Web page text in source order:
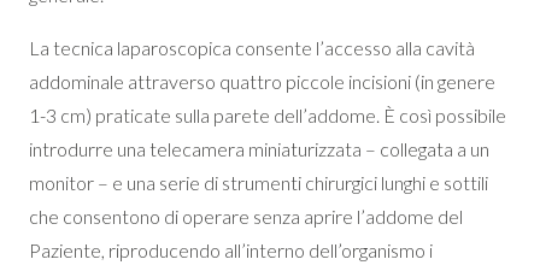
La tecnica laparoscopica consente l’accesso alla cavità
addominale attraverso quattro piccole incisioni (in genere
1-3 cm) praticate sulla parete dell’addome. È così possibile
introdurre una telecamera miniaturizzata – collegata a un
monitor – e una serie di strumenti chirurgici lunghi e sottili
che consentono di operare senza aprire l’addome del
Paziente, riproducendo all’interno dell’organismo i